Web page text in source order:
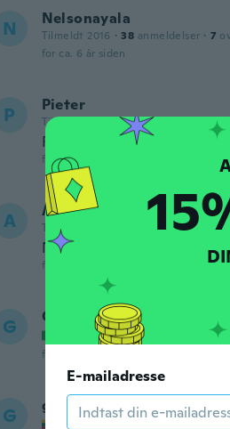
N Nelsonayala
Tilmeldt 2016 · 38 anmeldelser · 7
for ca. 6 år siden
P Pieter
Tilmeldt 2017 43 anmeldelser 6
Received early in good
for ca. 6 år siden
A Alex
Tilmeldt 2016 anmeldelser 87
Nitido llego atienpo..
for ca. 6 år siden
G Gianluigi
Tilmeldt 2016 · 8
anmeldelser
for ca. 6 år siden
G gintaras
E-mailadresse